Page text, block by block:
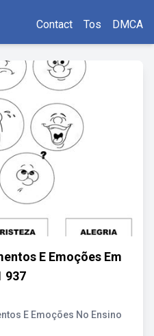
Contact Tos DMCA
E Emoções Em
937
E Emoções No Ensino